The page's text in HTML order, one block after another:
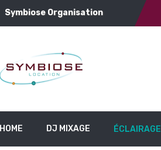
Symbiose Organisation
HOME DJ MIXAGE ÉCLAIRAGE